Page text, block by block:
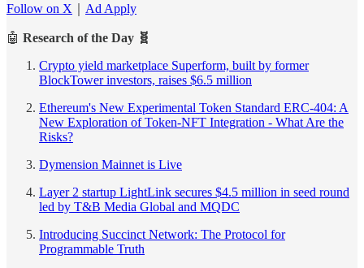
Follow on X Ad Apply
🤖 Research of the Day 🧬
Crypto yield marketplace Superform, built by former
BlockTower investors, raises $6.5 million
Ethereum's New Experimental Token Standard ERC-404: A
New Exploration of Token-NFT Integration - What Are the
Risks?
Dymension Mainnet is Live
Layer 2 startup LightLink secures $4.5 million in seed round
led by T&B Media Global and MQDC
Introducing Succinct Network: The Protocol for
Programmable Truth